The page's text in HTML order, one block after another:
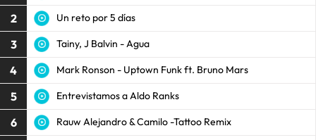
2 Un reto por 5 días
3 Tainy, J Balvin - Agua
4 Mark Ronson - Uptown Funk ft. Bruno Mars
5 Entrevistamos a Aldo Ranks
6 Rauw Alejandro & Camilo -Tattoo Remix